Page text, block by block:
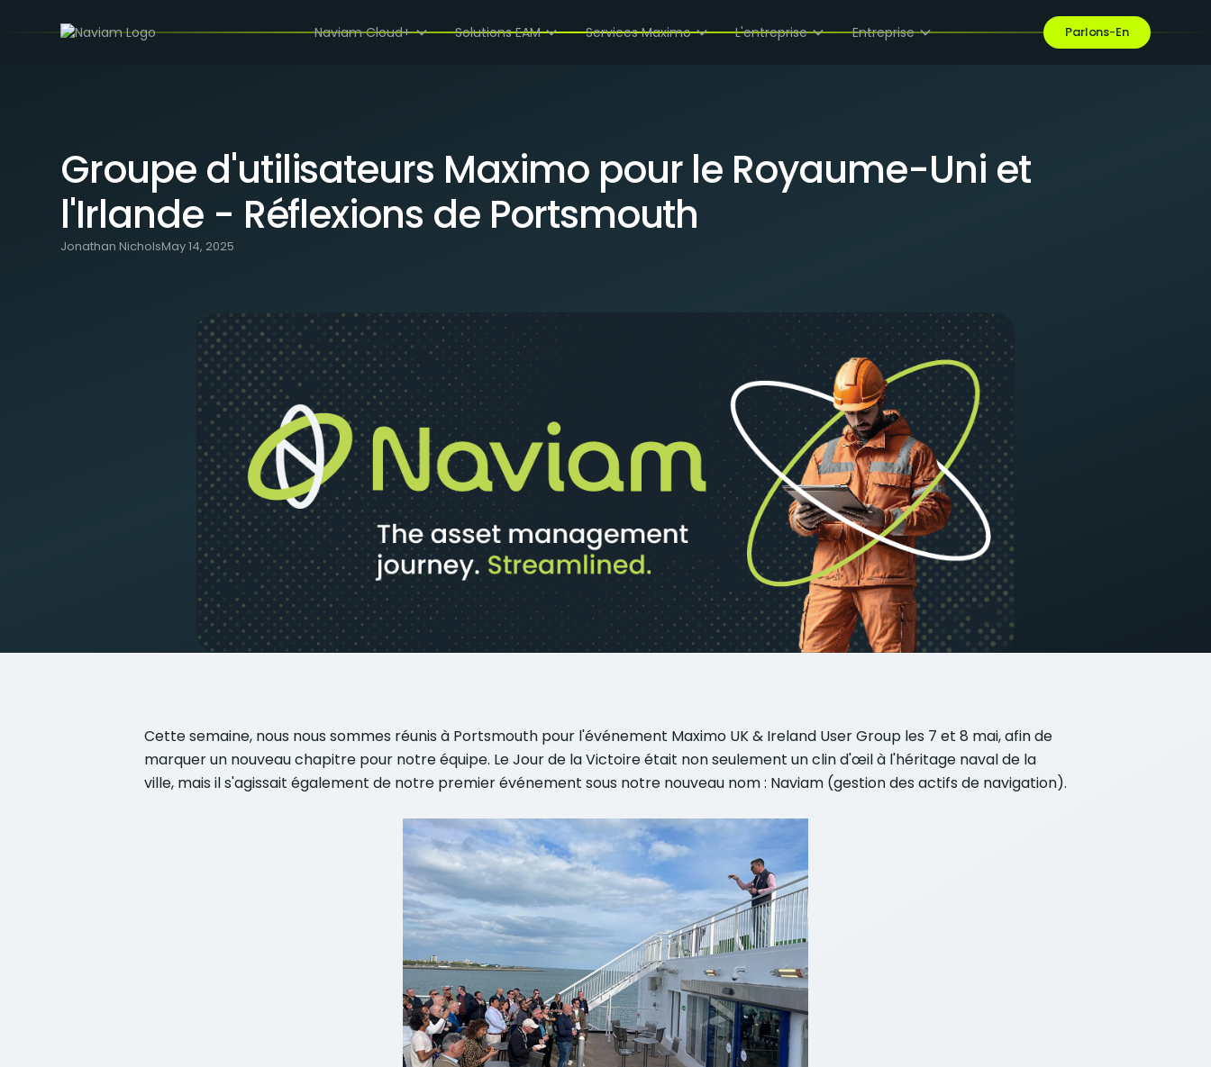
Naviam Cloud+ Solutions EAM Services Maximo L'entreprise Entreprise Parlons-En
BLOG / GROUPE D'UTILISATEURS MAXIMO POUR LE ROYAUME-UNI ET L'IRLANDE - RÉFLEXIONS DE PORTSMOUTH
Groupe d'utilisateurs Maximo pour le Royaume-Uni et
l'Irlande - Réflexions de Portsmouth
Jonathan NicholsMay 14, 2025
Cette semaine, nous nous sommes réunis à Portsmouth pour l'événement Maximo UK & Ireland User Group les 7 et 8 mai, afin de
marquer un nouveau chapitre pour notre équipe. Le Jour de la Victoire était non seulement un clin d'œil à l'héritage naval de la
ville, mais il s'agissait également de notre premier événement sous notre nouveau nom : Naviam (gestion des actifs de navigation).